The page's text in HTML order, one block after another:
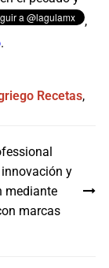
,
.
Recetas,
y
mediante
marcas